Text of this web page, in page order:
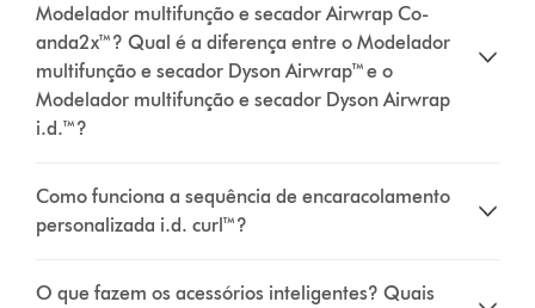
Modelador multifunção e secador Airwrap Co-
anda2x™? Qual é a diferença entre o Modelador
multifunção e secador Dyson Airwrap™ e o
Modelador multifunção e secador Dyson Airwrap
i.d.™?
Como funciona a sequência de encaracolamento
personalizada i.d. curl™?
O que fazem os acessórios inteligentes? Quais